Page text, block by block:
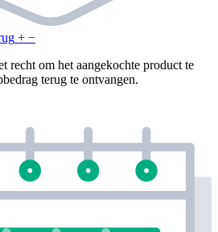
+ −
recht om het aangekochte product te
terug te ontvangen.